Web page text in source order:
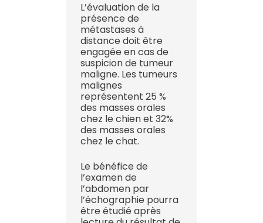
L’évaluation de la
présence de
métastases à
distance doit être
engagée en cas de
suspicion de tumeur
maligne. Les tumeurs
malignes
représentent 25 %
des masses orales
chez le chien et 32%
des masses orales
chez le chat.
Le bénéfice de
l’examen de
l’abdomen par
l’échographie pourra
être étudié après